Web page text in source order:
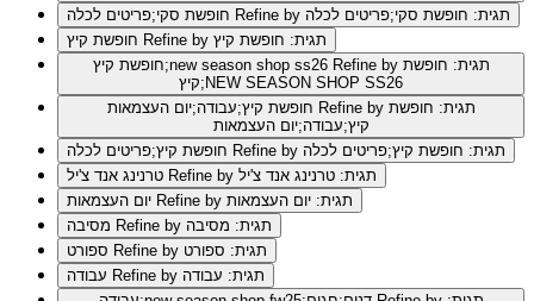
Refine by תגית: חופשת סקי;פריטים לכלה
Refine by תגית: חופשת קיץ
חופשת קיץ;new season shop ss26 Refine by תגית: חופשת
קיץ;NEW SEASON SHOP SS26
Refine by תגית: חופשת
קיץ;עבודה;יום העצמאות
Refine by תגית: חופשת קיץ;פריטים לכלה
Refine by תגית: טרנינג אנד צ'יל
Refine by תגית: יום העצמאות
Refine by תגית: מסיבה
Refine by תגית: ספורט
Refine by תגית: עבודה